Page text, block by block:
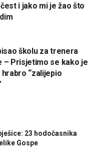
i jako mi je žao što
školu za trenera
– Prisjetimo se kako je
hrabro “zalijepio
23 hodočasnika
Gospe